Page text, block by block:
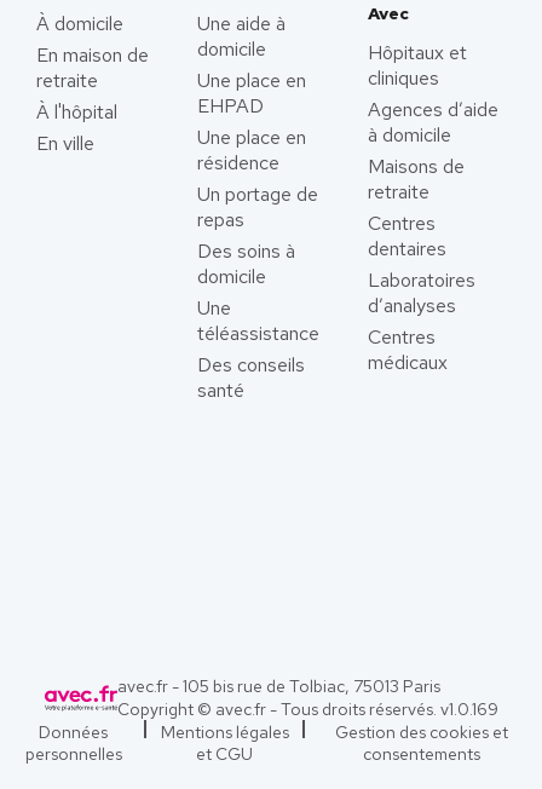
À domicile
En maison de
retraite
À l'hôpital
En ville
Une aide à
domicile
Une place en
EHPAD
Une place en
résidence
Un portage de
repas
Des soins à
domicile
Une
téléassistance
Des conseils
santé
Avec
Hôpitaux et
cliniques
Agences d’aide
à domicile
Maisons de
retraite
Centres
dentaires
Laboratoires
d’analyses
Centres
médicaux
avec.fr - 105 bis rue de Tolbiac, 75013 Paris
Copyright © avec.fr - Tous droits réservés. v1.0.169
Données
personnelles
Mentions légales
et CGU
Gestion des cookies et
consentements